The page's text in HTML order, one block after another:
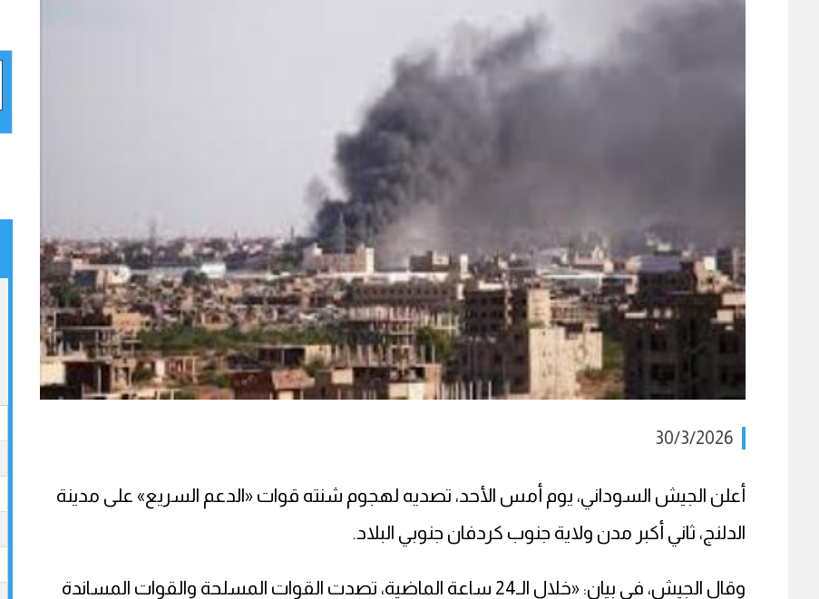
30/3/2026
أعلن الجيش السوداني، يوم أمس الأحد، تصديه لهجوم شنته قوات «الدعم السريع» على مدينة
الدلنج، ثاني أكبر مدن ولاية جنوب كردفان جنوبي البلاد.
وقال الجيش، في بيان: «خلال الـ24 ساعة الماضية، تصدت القوات المسلحة والقوات المساندة